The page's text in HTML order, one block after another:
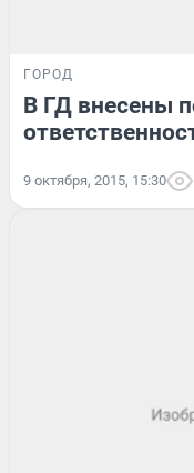
ГОРОД
В ГД внесены
9 октября, 2015, 15:30